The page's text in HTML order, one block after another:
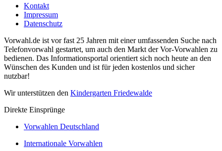
Kontakt
Impressum
Datenschutz
Vorwahl.de ist vor fast 25 Jahren mit einer umfassenden Suche nach
Telefonvorwahl gestartet, um auch den Markt der Vor-Vorwahlen zu
bedienen. Das Informationsportal orientiert sich noch heute an den
Wünschen des Kunden und ist für jeden kostenlos und sicher
nutzbar!
Wir unterstützen den Kindergarten Friedewalde
Direkte Einsprünge
Vorwahlen Deutschland
Internationale Vorwahlen